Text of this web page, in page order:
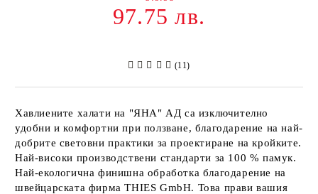
97.75 лв.
(11)
Хавлиените халати на "ЯНА" АД са изключително
удобни и комфортни при ползване, благодарение на най-
добрите световни практики за проектиране на кройките.
Най-високи производствени стандарти за 100 % памук.
Най-екологична финишна обработка благодарение на
швейцарската фирмаTHIES GmbH. Това прави вашия